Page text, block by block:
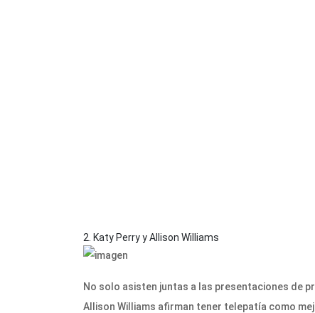
2. Katy Perry y Allison Williams
No solo asisten juntas a las presentaciones de
Allison Williams afirman tener telepatía como